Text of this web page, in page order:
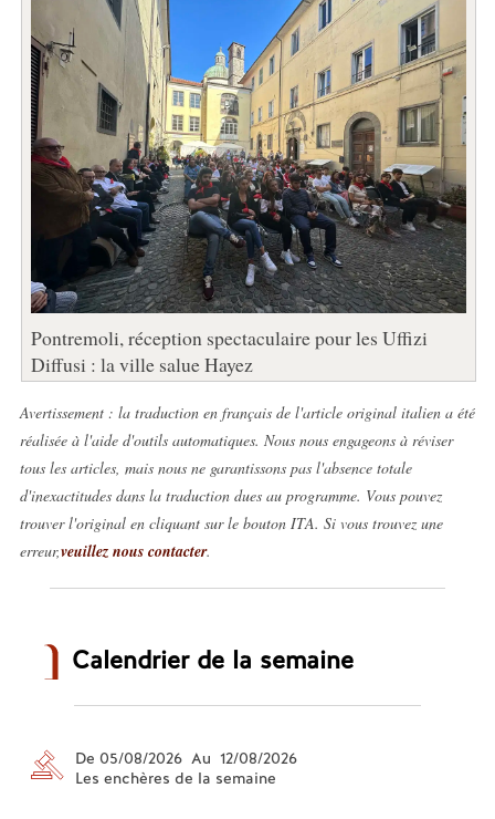
Pontremoli, réception spectaculaire pour les Uffizi
Diffusi : la ville salue Hayez
Avertissement : la traduction en français de l'article original italien a été
réalisée à l'aide d'outils automatiques. Nous nous engageons à réviser
tous les articles, mais nous ne garantissons pas l'absence totale
d'inexactitudes dans la traduction dues au programme. Vous pouvez
trouver l'original en cliquant sur le bouton ITA. Si vous trouvez une
erreur,veuillez nous contacter.
Calendrier de la semaine
De 05/08/2026 Au 12/08/2026
Les enchères de la semaine